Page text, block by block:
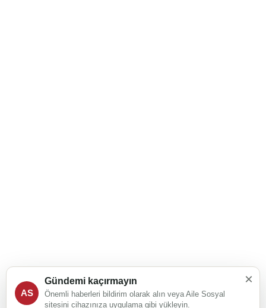
×
AS
Gündemi kaçırmayın
Önemli haberleri bildirim olarak alın veya Aile Sosyal
sitesini cihazınıza uygulama gibi yükleyin.